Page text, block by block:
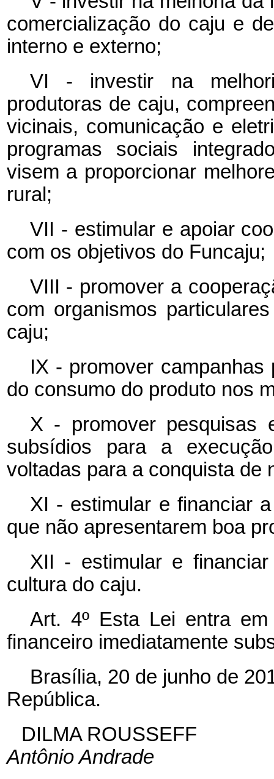
comercialização do caju e
interno e externo;
VI - investir na
produtoras de caju,
vicinais, comunicação e
programas sociais
visem a proporcionar
rural;
VII - estimular e apoiar
com os objetivos do Funcaju;
VIII - promover a
com organismos
caju;
IX - promover
do consumo do produto nos
X - promover pesquisas
subsídios para a
voltadas para a conquista de
XI - estimular e financiar
que não apresentarem boa
XII - estimular e
cultura do caju.
Art. 4º Esta Lei entra
financeiro imediatamente
Brasília, 20 de junho de
República.
DILMA ROUSSEFF
Antônio Andrade